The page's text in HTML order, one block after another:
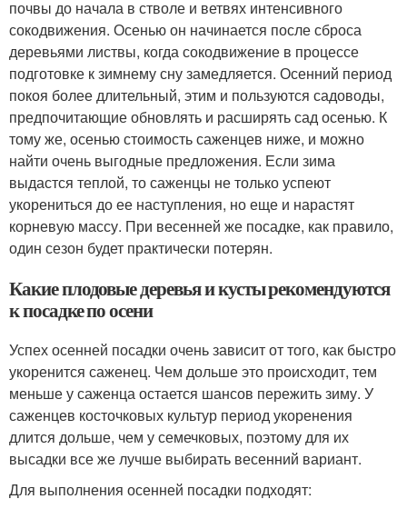
почвы до начала в стволе и ветвях интенсивного
сокодвижения. Осенью он начинается после сброса
деревьями листвы, когда сокодвижение в процессе
подготовке к зимнему сну замедляется. Осенний период
покоя более длительный, этим и пользуются садоводы,
предпочитающие обновлять и расширять сад осенью. К
тому же, осенью стоимость саженцев ниже, и можно
найти очень выгодные предложения. Если зима
выдастся теплой, то саженцы не только успеют
укорениться до ее наступления, но еще и нарастят
корневую массу. При весенней же посадке, как правило,
один сезон будет практически потерян.
Какие плодовые деревья и кусты рекомендуются
к посадке по осени
Успех осенней посадки очень зависит от того, как быстро
укоренится саженец. Чем дольше это происходит, тем
меньше у саженца остается шансов пережить зиму. У
саженцев косточковых культур период укоренения
длится дольше, чем у семечковых, поэтому для их
высадки все же лучше выбирать весенний вариант.
Для выполнения осенней посадки подходят: